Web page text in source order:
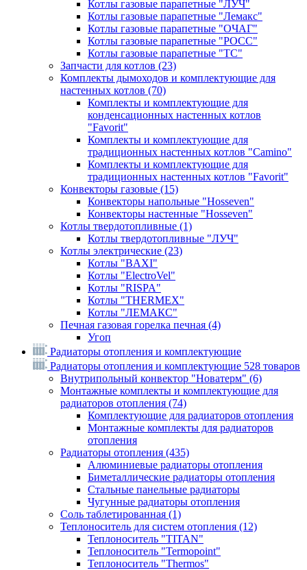
Котлы газовые парапетные "ЛУЧ"
Котлы газовые парапетные "Лемакс"
Котлы газовые парапетные "ОЧАГ"
Котлы газовые парапетные "РОСС"
Котлы газовые парапетные "ТС"
Запчасти для котлов (23)
Комплекты дымоходов и комплектующие для
настенных котлов (70)
Комплекты и комплектующие для
конденсационных настенных котлов
"Favorit"
Комплекты и комплектующие для
традиционных настенных котлов "Camino"
Комплекты и комплектующие для
традиционных настенных котлов "Favorit"
Конвекторы газовые (15)
Конвекторы напольные "Hosseven"
Конвекторы настенные "Hosseven"
Котлы твердотопливные (1)
Котлы твердотопливные "ЛУЧ"
Котлы электрические (23)
Котлы "BAXI"
Котлы "ElectroVel"
Котлы "RISPA"
Котлы "THERMEX"
Котлы "ЛЕМАКС"
Печная газовая горелка печная (4)
Угоп
Радиаторы отопления и комплектующие
Радиаторы отопления и комплектующие 528 товаров
Внутрипольный конвектор "Новатерм" (6)
Монтажные комплекты и комплектующие для
радиаторов отопления (74)
Комплектующие для радиаторов отопления
Монтажные комплекты для радиаторов
отопления
Радиаторы отопления (435)
Алюминиевые радиаторы отопления
Биметаллические радиаторы отопления
Стальные панельные радиаторы
Чугунные радиаторы отопления
Соль таблетированная (1)
Теплоноситель для систем отопления (12)
Теплоноситель "TITAN"
Теплоноситель "Termopoint"
Теплоноситель "Thermos"